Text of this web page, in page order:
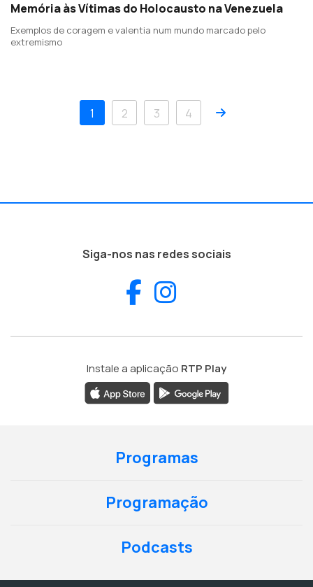
Memória às Vítimas do Holocausto na Venezuela
Exemplos de coragem e valentia num mundo marcado pelo
extremismo
1 2 3 4 Próximo
Siga-nos nas redes sociais
Facebook
Instale a aplicação RTP Play
Programas
Programação
Podcasts